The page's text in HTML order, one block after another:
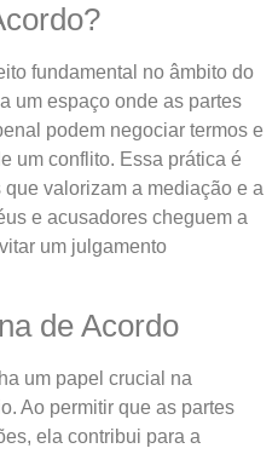
fundamental no âmbito do
um espaço onde as partes
podem negociar termos e
um conflito. Essa prática é
valorizam a mediação e a
e acusadores cheguem a
um julgamento
de Acordo
um papel crucial na
Ao permitir que as partes
ela contribui para a